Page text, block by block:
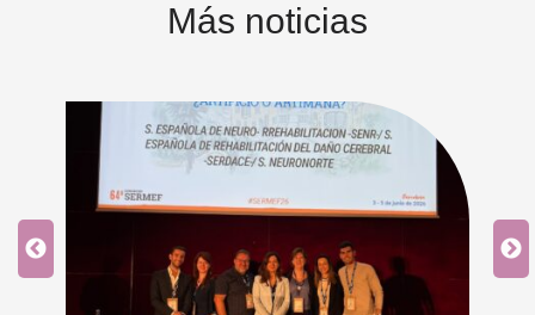
Más noticias